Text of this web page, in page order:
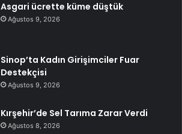
Asgari ücrette küme düştük
Ağustos 9, 2026
Sinop’ta Kadın Girişimciler Fuar
Destekçisi
Ağustos 9, 2026
Kırşehir’de Sel Tarıma Zarar Verdi
Ağustos 8, 2026